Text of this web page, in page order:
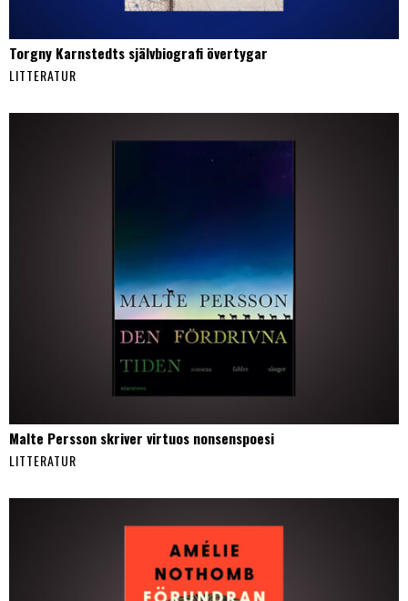
Torgny Karnstedts självbiografi övertygar
LITTERATUR
Malte Persson skriver virtuos nonsenspoesi
LITTERATUR